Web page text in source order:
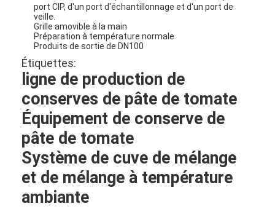
port CIP, d'un port d'échantillonnage et d'un port de
veille.
Grille amovible à la main
Préparation à température normale
Produits de sortie de DN100
Étiquettes:
ligne de production de
conserves de pâte de tomate
Équipement de conserve de
pâte de tomate
Système de cuve de mélange
et de mélange à température
ambiante